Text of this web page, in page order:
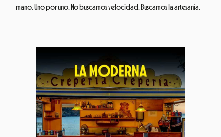
mano. Uno por uno. No buscamos velocidad. Buscamos la artesanía.